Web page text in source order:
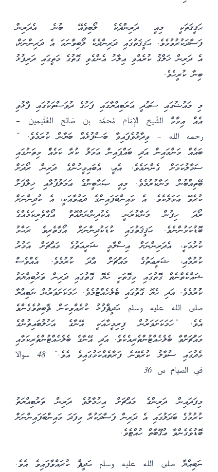
ޙަޤީޤަތަކީ މިއީ ދަރިންދެކެ ލޯބިވެއޭ ބުނެ އެދަރިން
ފަސާދަކުރުވުމެވެ. ޙަޤީޤަތުގައި ދަރިންދެކެ ލޯބިވާނަމަ އެ ދަރިންނަށް،
އެ ދަރިން ޚަލްޤު ކުރެއްވި އިލާހު އެންގެވި ގޮތުގެ މަތީގައި ދަރިފުޅު
ބިނާ ކުރީހެވެ.
މި މައުޟުގައި ސަޢުދީ ޢަރަބިއްޔާގައި ފަހުގެ ދުވަސްތަކުގައި ފާޅުވި
އެއް އިމާމް الشَّيخ الإِمَام مُحمَّد بن صَالح العُثَيمين –
رحمه الله – ވިދާޅުވެފައިވާ ބަސްފުޅެއް ބަޔާން ކުރަމެވެ. “
ބައެއް މަންމައިން އަދި ބައްޕައިން ޢަމަލު ކުރާ ކަމެއްެ މިތަނުގައި
ސަމާލުކަމަށް ގެންނަމެވެ. އެއީ، އެބައިމީހުންގެ ދަރިން ރޯދަށް
ބޭތިއްބުން މަނާކުރުމެވެ. މިއީ ޞަޙާބީންގެ ޢަމަލުފުޅާއި ޚިލާފަށް
ކުރެވޭ ޢަމަލެކެވެ. އެ މައިންބަފައިންގެ ދަޢުވާއަކީ، އެ ކުދިންނަށް
ރޯދަ ހިފުން މަނާކުރަނީ އެކުދިންނަށްއޮތް އޯގާތެރިކަމެއްގެ
ބޮޑުކަމުންނެވެ. ޙަޤީޤަތުގައި ކުޑަކުދިންނަށް އޯގާތެރިވެ ރަޙްމު
ކުރުމަކީ، އެދަރިންނަށް އިސްލާމީ ޝަރީޢަތުގެ މައްޗަށް އަމުރު
ކުރުމާއި، ޝަރީޢަތުގެ މައްޗަށް އާދަ ކުރުމެވެ. އެއްވެސް
ޝައްކެތްނެތް ގޮތުގައި މިގޮތަކީ ހެޔޮ ގޮތުގައި ދަރިން ތަރުބިއްޔަތު
ކުުރުމެވެ. އަދި ހެޔޮ ގޮތުގައި ބެލެހެއްޓުމެވެ. ހަމަކަށަވަރުން ނަބިއްޔާ
صلى الله عليه وسلم ޙަދީޘްފުޅު ކުރެއްވިކަން ޘާބިތުވެގެންވެ
އެވެ. ”ހަމަކަށަވަރުން ފިރިމީހާއަކީ އޭނާގެ އަހުލުބައިތުންގެ
މައްޗަށްވާ ބެލެހެއްޓުންތެރިއެކެވެ. އަދި އޭނާގެ ބެލެހެއްޓުންތެރިކަމާއި
މެދުގައި ސުވާލު ކުރެވޭނެ ފަރާތެއްކަމުގައިވެ އެވެ.“ 48 سوالا
في الصيام ص 36
މިފަދައިން ދަރިންގެ މައްޗަށް އިހުމާލުވެ ދަރިން ތަރުބިއްޔަތު
ކުރުމުގެ ބަދަލުގައި އެ ދަރިން ފަސާދަކުރާ މިފަދަ މައިންބަފައިންނަށް
ބޮޑުވެގެންވާ ޢުޤޫބާތް ހުއްޓެވެ.
ނަބިއްޔާ صلى الله عليه وسلم ޙަދީޘް ކުރައްވާފައިވެ އެވެ.